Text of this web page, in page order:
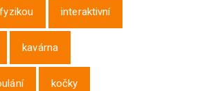
interaktivní
kavárna
kočky